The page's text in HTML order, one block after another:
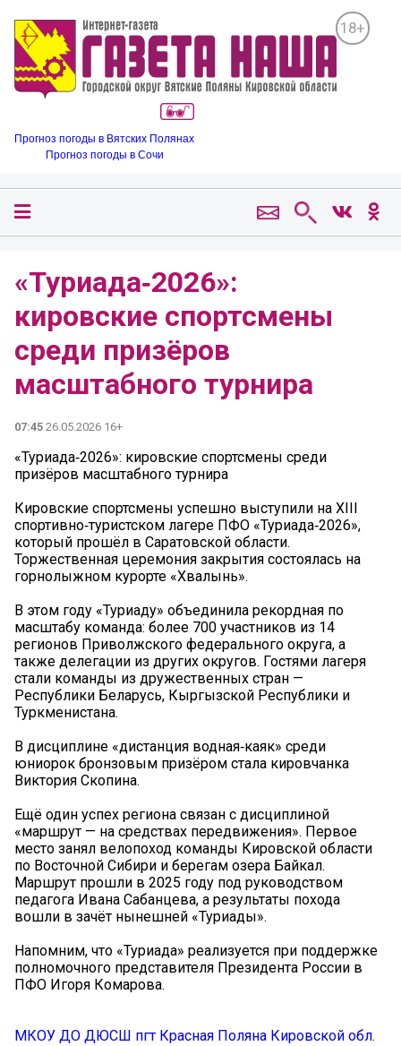
18+
Прогноз погоды в Вятских Полянах
Прогноз погоды в Сочи
«Туриада‑2026»:
кировские спортсмены
среди призёров
масштабного турнира
07:45 26.05.2026 16+
«Туриада‑2026»: кировские спортсмены среди
призёров масштабного турнира
Кировские спортсмены успешно выступили на XIII
спортивно‑туристском лагере ПФО «Туриада‑2026»,
который прошёл в Саратовской области.
Торжественная церемония закрытия состоялась на
горнолыжном курорте «Хвалынь».
В этом году «Туриаду» объединила рекордная по
масштабу команда: более 700 участников из 14
регионов Приволжского федерального округа, а
также делегации из других округов. Гостями лагеря
стали команды из дружественных стран —
Республики Беларусь, Кыргызской Республики и
Туркменистана.
В дисциплине «дистанция водная‑каяк» среди
юниорок бронзовым призёром стала кировчанка
Виктория Скопина.
Ещё один успех региона связан с дисциплиной
«маршрут — на средствах передвижения». Первое
место занял велопоход команды Кировской области
по Восточной Сибири и берегам озера Байкал.
Маршрут прошли в 2025 году под руководством
педагога Ивана Сабанцева, а результаты похода
вошли в зачёт нынешней «Туриады».
Напомним, что «Туриада» реализуется при поддержке
полномочного представителя Президента России в
ПФО Игоря Комарова.
МКОУ ДО ДЮСШ пгт Красная Поляна Кировской обл.